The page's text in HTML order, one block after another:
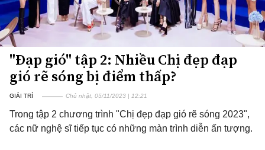
"Đạp gió" tập 2: Nhiều Chị đẹp đạp
gió rẽ sóng bị điểm thấp?
GIẢI TRÍ Chủ nhật, 05/11/2023 | 12:21
Trong tập 2 chương trình "Chị đẹp đạp gió rẽ sóng 2023",
các nữ nghệ sĩ tiếp tục có những màn trình diễn ấn tượng.